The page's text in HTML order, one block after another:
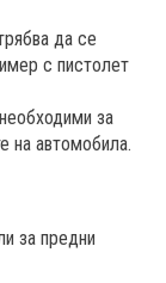
да се
с пистолет
за
на автомобила.
за предни